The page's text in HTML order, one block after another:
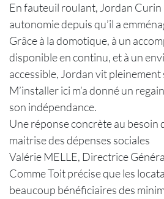
En fauteuil roulant, Jordan Curin
autonomie depuis qu’il a
Grâce à la domotique, à un
disponible en continu, et à un
accessible, Jordan vit
M’installer ici m’a donné un
son indépendance.
Une réponse concrète au besoin
maitrise des dépenses sociales
Valérie MELLE, Directrice
Comme Toit précise que les
beaucoup bénéficiaires des